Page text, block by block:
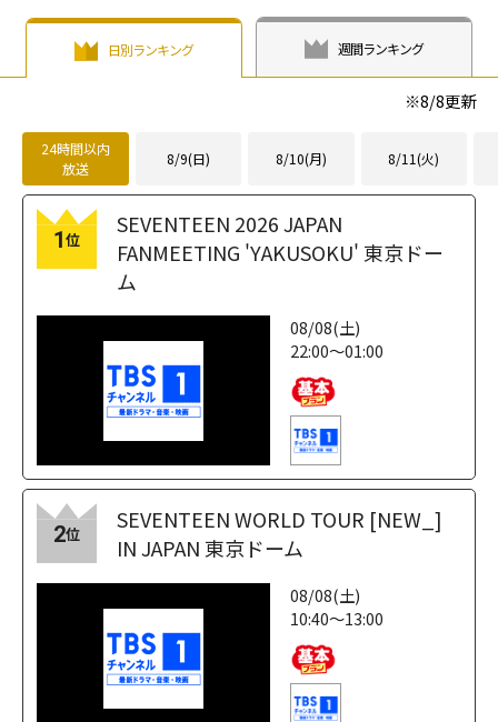
しら～」"
width="304"
height="203"
igh">
日別ランキング 週間ランキング
※8/8更新
24時間以内
放送
8/9(日) 8/10(月) 8/11(火)
1位
SEVENTEEN 2026 JAPAN
FANMEETING 'YAKUSOKU' 東京ドー
ム
08/08(土)
22:00～01:00
2位
SEVENTEEN WORLD TOUR [NEW_]
IN JAPAN 東京ドーム
08/08(土)
10:40～13:00